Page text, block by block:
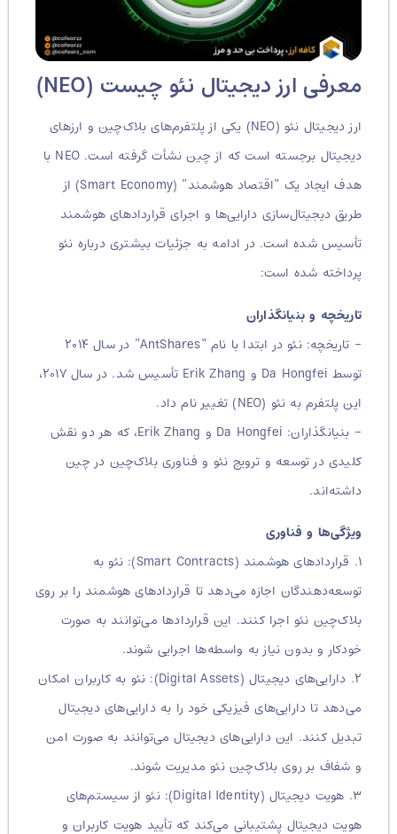
معرفی ارز دیجیتال نئو چیست (NEO)
ارز دیجیتال نئو (NEO) یکی از پلتفرم‌های بلاک‌چین و ارزهای
دیجیتال برجسته است که از چین نشأت گرفته است. NEO با
هدف ایجاد یک “اقتصاد هوشمند” (Smart Economy) از
طریق دیجیتال‌سازی دارایی‌ها و اجرای قراردادهای هوشمند
تأسیس شده است. در ادامه به جزئیات بیشتری درباره نئو
پرداخته شده است:
تاریخچه و بنیانگذاران
– تاریخچه: نئو در ابتدا با نام “AntShares” در سال ۲۰۱۴
توسط Da Hongfei و Erik Zhang تأسیس شد. در سال ۲۰۱۷،
این پلتفرم به نئو (NEO) تغییر نام داد.
– بنیانگذاران: Da Hongfei و Erik Zhang، که هر دو نقش
کلیدی در توسعه و ترویج نئو و فناوری بلاک‌چین در چین
داشته‌اند.
ویژگی‌ها و فناوری
۱. قراردادهای هوشمند (Smart Contracts): نئو به
توسعه‌دهندگان اجازه می‌دهد تا قراردادهای هوشمند را بر روی
بلاک‌چین نئو اجرا کنند. این قراردادها می‌توانند به صورت
خودکار و بدون نیاز به واسطه‌ها اجرایی شوند.
۲. دارایی‌های دیجیتال (Digital Assets): نئو به کاربران امکان
می‌دهد تا دارایی‌های فیزیکی خود را به دارایی‌های دیجیتال
تبدیل کنند. این دارایی‌های دیجیتال می‌توانند به صورت امن
و شفاف بر روی بلاک‌چین نئو مدیریت شوند.
۳. هویت دیجیتال (Digital Identity): نئو از سیستم‌های
هویت دیجیتال پشتیبانی می‌کند که تأیید هویت کاربران و